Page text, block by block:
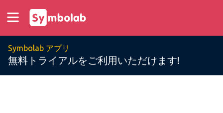
Symbolab アプリ
無料トライアルをご利用いただけます!